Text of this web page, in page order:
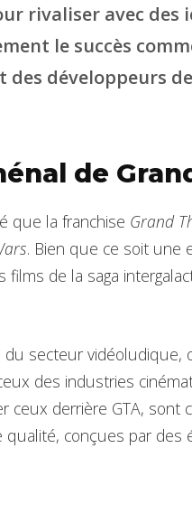
rivaliser avec des
le succès
des développeurs
de
que la franchise Grand
. Bien que ce soit une
de la saga
du secteur
des industries
derrière GTA, sont
qualité, conçues par